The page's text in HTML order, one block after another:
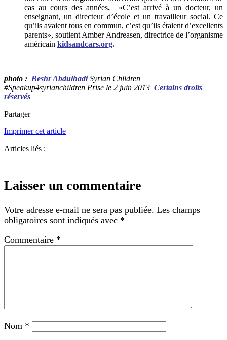
cas au cours des années. «C’est arrivé à un docteur, un
enseignant, un directeur d’école et un travailleur social. Ce
qu’ils avaient tous en commun, c’est qu’ils étaient d’excellents
parents», soutient Amber Andreasen, directrice de l’organisme
américain kidsandcars.org.
photo : Beshr Abdulhadi Syrian Children
#Speakup4syrianchildren Prise le 2 juin 2013 Certains droits
réservés
Partager
Imprimer cet article
Articles liés :
Laisser un commentaire
Votre adresse e-mail ne sera pas publiée. Les champs
obligatoires sont indiqués avec *
Commentaire *
Nom *